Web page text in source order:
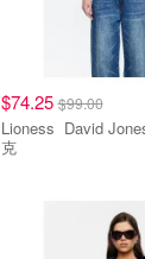
$74.25$99.00
Lioness David Jones Form 女士夹
克